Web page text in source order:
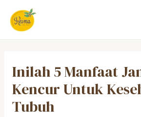
content
Inilah 5 Manfaat
Kencur Untuk
Tubuh